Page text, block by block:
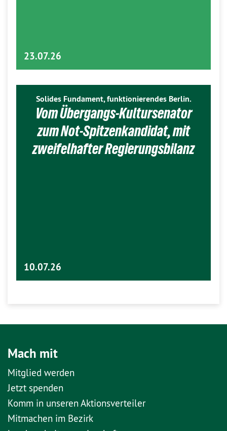
23.07.26
Solides Fundament, funktionierendes Berlin.
Vom Übergangs-Kultursenator
zum Not-Spitzenkandidat, mit
zweifelhafter Regierungsbilanz
10.07.26
Mach mit
Mitglied werden
Jetzt spenden
Komm in unseren Aktionsverteiler
Mitmachen im Bezirk